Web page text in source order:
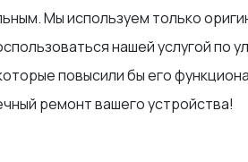
Мы используем только
нашей услугой по
повысили бы его
ремонт вашего устройства!